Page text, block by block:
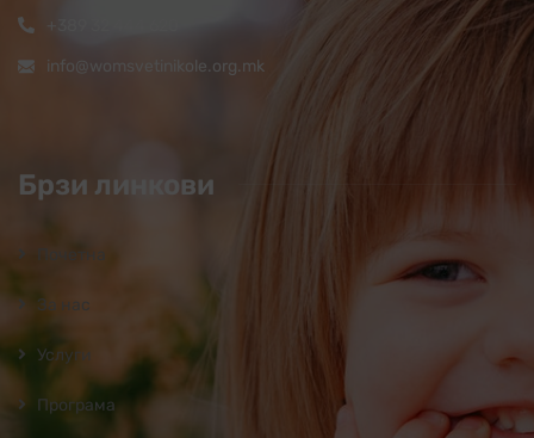
info@womsvetinikole.org.mk
Брзи линкови
Почетна
За нас
Услуги
Програмa